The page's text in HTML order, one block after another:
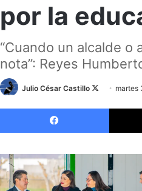
por la
“Cuando un alcalde o
nota”: Reyes
Julio César Castillo
Followmartes